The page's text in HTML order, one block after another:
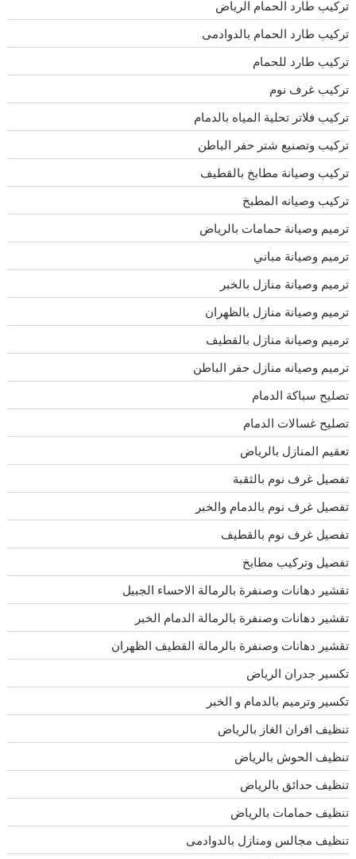
تركيب طارد الحمام الرياض
تركيب طارد الحمام بالدوادمى
تركيب طارد للحمام
تركيب غرف نوم
تركيب فلاتر تحلية المياه بالدمام
تركيب وتصنيع شتر حفر الباطن
تركيب وصيانة مطابخ بالقطيف
تركيب وصيانه المطبخ
ترميم وصيانة حمامات بالرياض
ترميم وصيانة مباني
ترميم وصيانة منازل بالخبر
ترميم وصيانة منازل بالظهران
ترميم وصيانة منازل بالقطيف
ترميم وصيانه منازل حفر الباطن
تصليح سباكة الدمام
تصليح غسالات الدمام
تعقيم المنازل بالرياض
تفصيل غرف نوم بالثقبة
تفصيل غرف نوم بالدمام والخبر
تفصيل غرف نوم بالقطيف
تفصيل وتركيب مطابخ
تقشير دهانات وصنفرة بالرمالة الاحساء الجبيل
تقشير دهانات وصنفرة بالرمالة الدمام الخبر
تقشير دهانات وصنفرة بالرمالة القطيف الظهران
تكسير جدران الرياض
تكسير وترميم بالدمام و الخبر
تنظيف افران الغاز بالرياض
تنظيف الحوش بالرياض
تنظيف حدائق بالرياض
تنظيف حمامات بالرياض
تنظيف مجالس ومنازل بالدوادمى